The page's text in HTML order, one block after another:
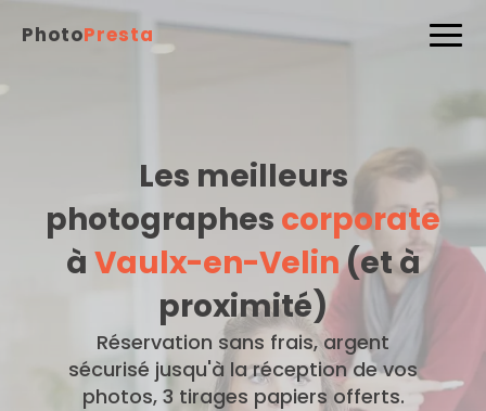
PhotoPresta
Les meilleurs
photographes corporate
à Vaulx-en-Velin(et à
proximité)
Réservation sans frais, argent
sécurisé jusqu'à la réception de vos
photos, 3 tirages papiers offerts.